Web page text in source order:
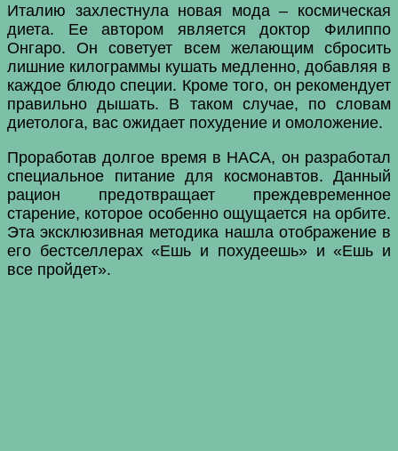
Италию захлестнула новая мода – космическая
диета. Ее автором является доктор Филиппо
Онгаро. Он советует всем желающим сбросить
лишние килограммы кушать медленно, добавляя в
каждое блюдо специи. Кроме того, он рекомендует
правильно дышать. В таком случае, по словам
диетолога, вас ожидает похудение и омоложение.
Проработав долгое время в НАСА, он разработал
специальное питание для космонавтов. Данный
рацион предотвращает преждевременное
старение, которое особенно ощущается на орбите.
Эта эксклюзивная методика нашла отображение в
его бестселлерах «Ешь и похудеешь» и «Ешь и
все пройдет».